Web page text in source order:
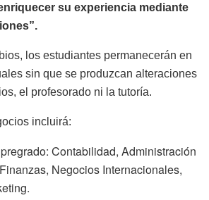
su experiencia mediante
los estudiantes permanecerán en
sin que se produzcan alteraciones
el profesorado ni la tutoría.
incluirá:
Contabilidad, Administración
Negocios Internacionales,